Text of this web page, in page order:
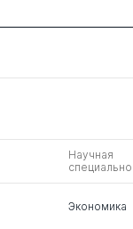
Научная
Экономика